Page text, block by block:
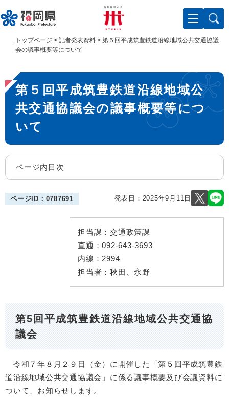
ー
ジ
す
。
ニ
ュ
し
て
トップページ > 記者発表資料 > 第５回平成筑豊鉄道沿線地域公共交通協議
会の議事概要等について
本
文
第５回平成筑豊鉄道沿線地域公
共交通協議会の議事概要等につ
いて
ページ内目次
ページID：0787691 発表日： 2025年9月11日
担当課： 交通政策課
直通：092-643-3693
内線： 2994
担当者： 秋田、永野
第5回平成筑豊鉄道沿線地域公共交通協
議会
令和７年８月２９日（金）に開催した「第５回平成筑豊鉄
道沿線地域公共交通協議会」に係る議事概要及び会議資料に
ついて、お知らせします。